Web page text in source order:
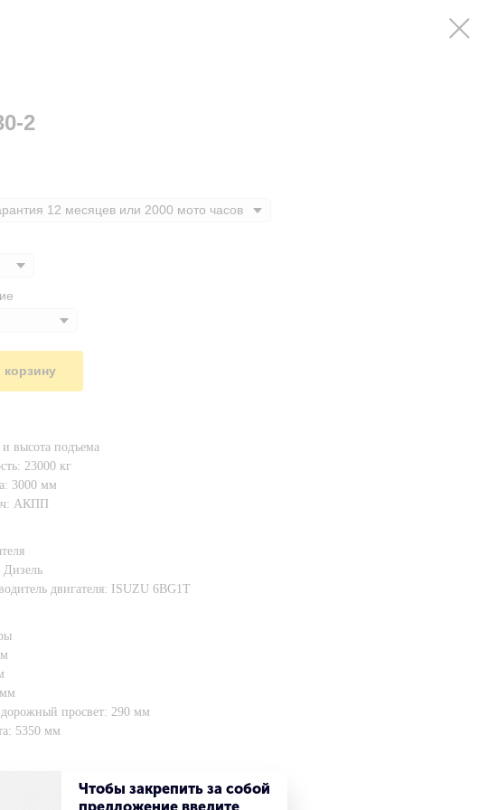
2
и высота подъема
23000 кг
3000 мм
АКПП
Дизель
двигателя: ISUZU 6BG1Т
просвет: 290 мм
5350 мм
Чтобы закрепить за собой